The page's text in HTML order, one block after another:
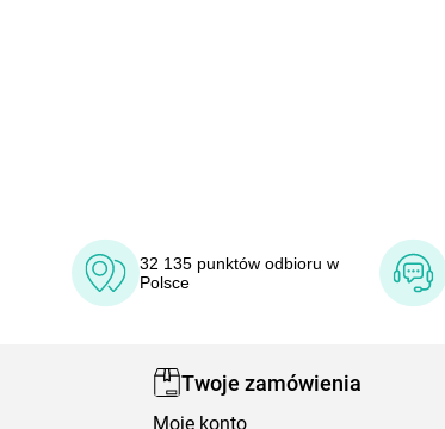
32 135 punktów odbioru w
Polsce
Twoje zamówienia
Moje konto